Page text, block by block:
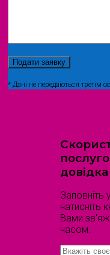
* Дані не передаються третім
довідка
Заповніть
натисніть
Вами
часом.